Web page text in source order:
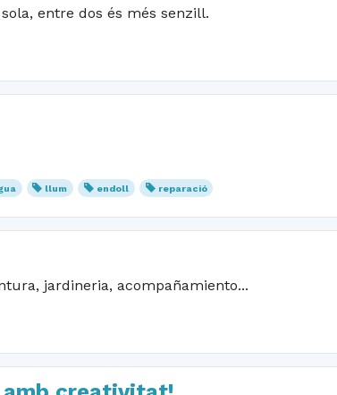
entre dos és més senzill.
llum endoll reparació
jardineria, acompañamiento...